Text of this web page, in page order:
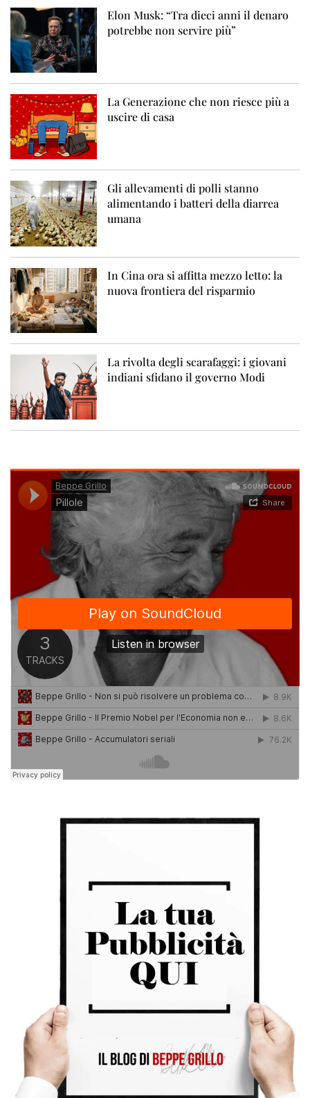
Elon Musk: “Tra dieci anni il denaro
potrebbe non servire più”
La Generazione che non riesce più a
uscire di casa
Gli allevamenti di polli stanno
alimentando i batteri della diarrea
umana
In Cina ora si affitta mezzo letto: la
nuova frontiera del risparmio
La rivolta degli scarafaggi: i giovani
indiani sfidano il governo Modi